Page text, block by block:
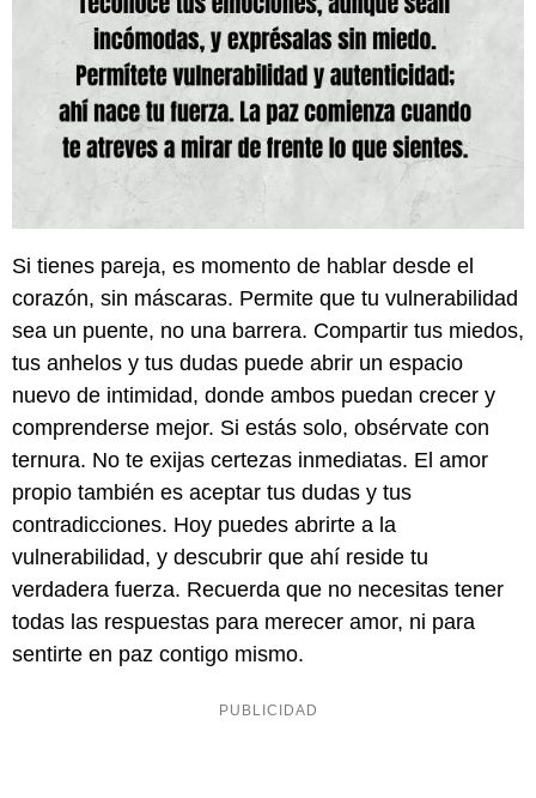
Si tienes pareja, es momento de hablar desde el
corazón, sin máscaras. Permite que tu vulnerabilidad
sea un puente, no una barrera. Compartir tus miedos,
tus anhelos y tus dudas puede abrir un espacio
nuevo de intimidad, donde ambos puedan crecer y
comprenderse mejor. Si estás solo, obsérvate con
ternura. No te exijas certezas inmediatas. El amor
propio también es aceptar tus dudas y tus
contradicciones. Hoy puedes abrirte a la
vulnerabilidad, y descubrir que ahí reside tu
verdadera fuerza. Recuerda que no necesitas tener
todas las respuestas para merecer amor, ni para
sentirte en paz contigo mismo.